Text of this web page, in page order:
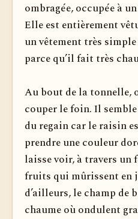
ombragée, occupée à
Elle est entièrement
un vêtement très
parce qu’il fait très
Au bout de la tonnelle,
couper le foin. Il
du regain car le raisin
prendre une couleur
laisse voir, à travers un
fruits qui mûrissent en
d’ailleurs, le champ de
chaume où ondulent